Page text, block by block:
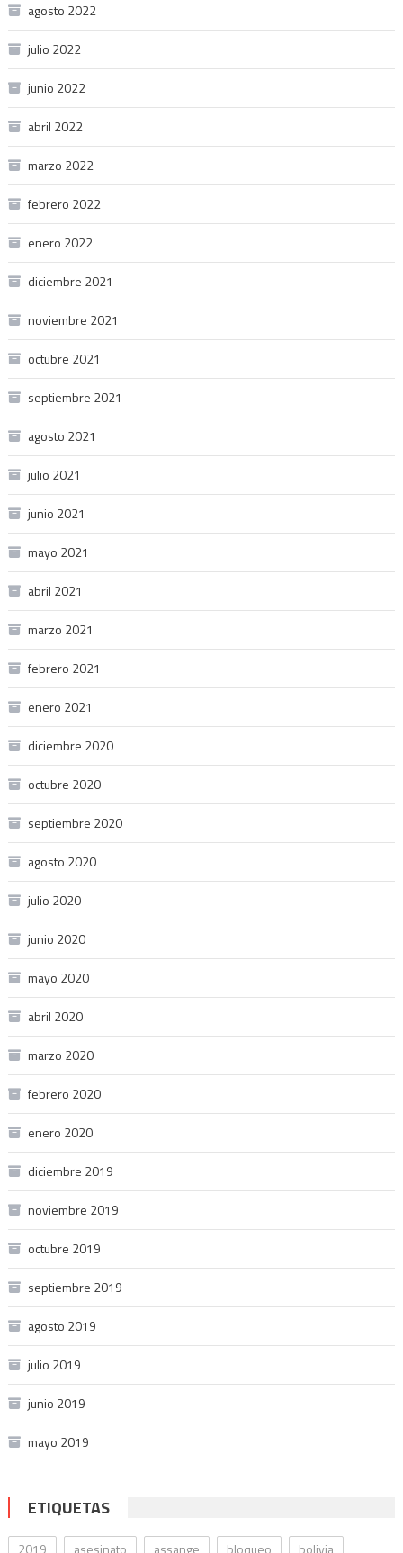
agosto 2022
julio 2022
junio 2022
abril 2022
marzo 2022
febrero 2022
enero 2022
diciembre 2021
noviembre 2021
octubre 2021
septiembre 2021
agosto 2021
julio 2021
junio 2021
mayo 2021
abril 2021
marzo 2021
febrero 2021
enero 2021
diciembre 2020
octubre 2020
septiembre 2020
agosto 2020
julio 2020
junio 2020
mayo 2020
abril 2020
marzo 2020
febrero 2020
enero 2020
diciembre 2019
noviembre 2019
octubre 2019
septiembre 2019
agosto 2019
julio 2019
junio 2019
mayo 2019
ETIQUETAS
2019 asesinato assange bloqueo
bolivia